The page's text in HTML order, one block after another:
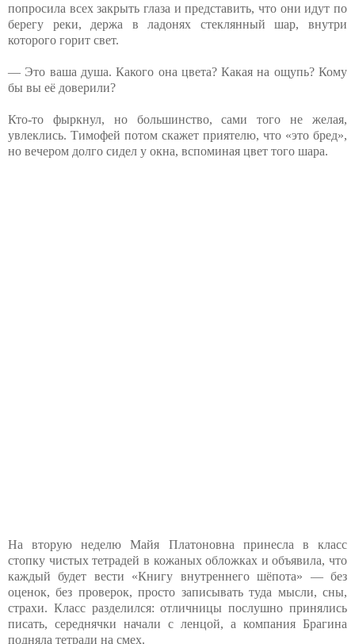
попросила всех закрыть глаза и представить, что они идут по
берегу реки, держа в ладонях стеклянный шар, внутри
которого горит свет.
— Это ваша душа. Какого она цвета? Какая на ощупь? Кому
бы вы её доверили?
Кто-то фыркнул, но большинство, сами того не желая,
увлеклись. Тимофей потом скажет приятелю, что «это бред»,
но вечером долго сидел у окна, вспоминая цвет того шара.
На вторую неделю Майя Платоновна принесла в класс
стопку чистых тетрадей в кожаных обложках и объявила, что
каждый будет вести «Книгу внутреннего шёпота» — без
оценок, без проверок, просто записывать туда мысли, сны,
страхи. Класс разделился: отличницы послушно принялись
писать, середнячки начали с ленцой, а компания Брагина
подняла тетради на смех.